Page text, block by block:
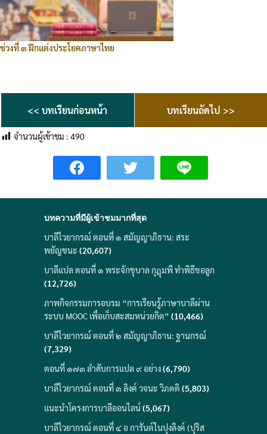
ช่วงที่ ๓ ฝึกแต่งประโยคภาษาไทย
<< บทเรียนก่อนหน้า บทเรียนถัดไป >>
จำนวนผู้เข้าชม : 490
บทความที่มีผู้เข้าชมมากที่สุด
บาลีไวยากรณ์ ตอนที่ ๑ สมัญญาภิธาน: สระ
พยัญชนะ (20,607)
บาลีแปล ตอนที่ ๑ พระจักขุบาล กุฎุมพี ทำพิธีขอลูก
(12,726)
ภาพกิจกรรมการอบรม “การเรียนรู้ภาษาบาลีผ่าน
ระบบ MOOC เพื่อเก็บสะสมหน่วยกิต” (10,466)
บาลีไวยากรณ์ ตอนที่ ๒ สมัญญาภิธาน: ฐานกรณ์
(7,329)
ตอนที่ ๑๗๓ ลำดับการแปล ๙ อย่าง(6,790)
บาลีไวยากรณ์ ตอนที่ ๓ ลิงค์ วจนะ วิภตติ (5,803)
แนะนำโครงการบาลีออนไลน์(5,067)
บาลีไวยากรณ์ ตอนที่ ๔ อ การันต์ในปุงลิงค์ (ปุริส